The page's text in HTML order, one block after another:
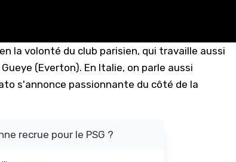
la volonté du club parisien, qui travaille aussi
(Everton). En Italie, on parle aussi
s'annonce passionnante du côté de la
recrue pour le PSG ?